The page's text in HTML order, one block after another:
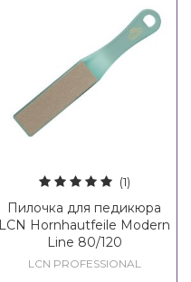
(1)
Пилочка для педикюра
LCN Hornhautfeile Modern
Line 80/120
LCN PROFESSIONAL